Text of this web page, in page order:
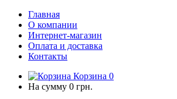
Главная
О компании
Интернет-магазин
Оплата и доставка
Контакты
Корзина 0
На сумму 0 грн.